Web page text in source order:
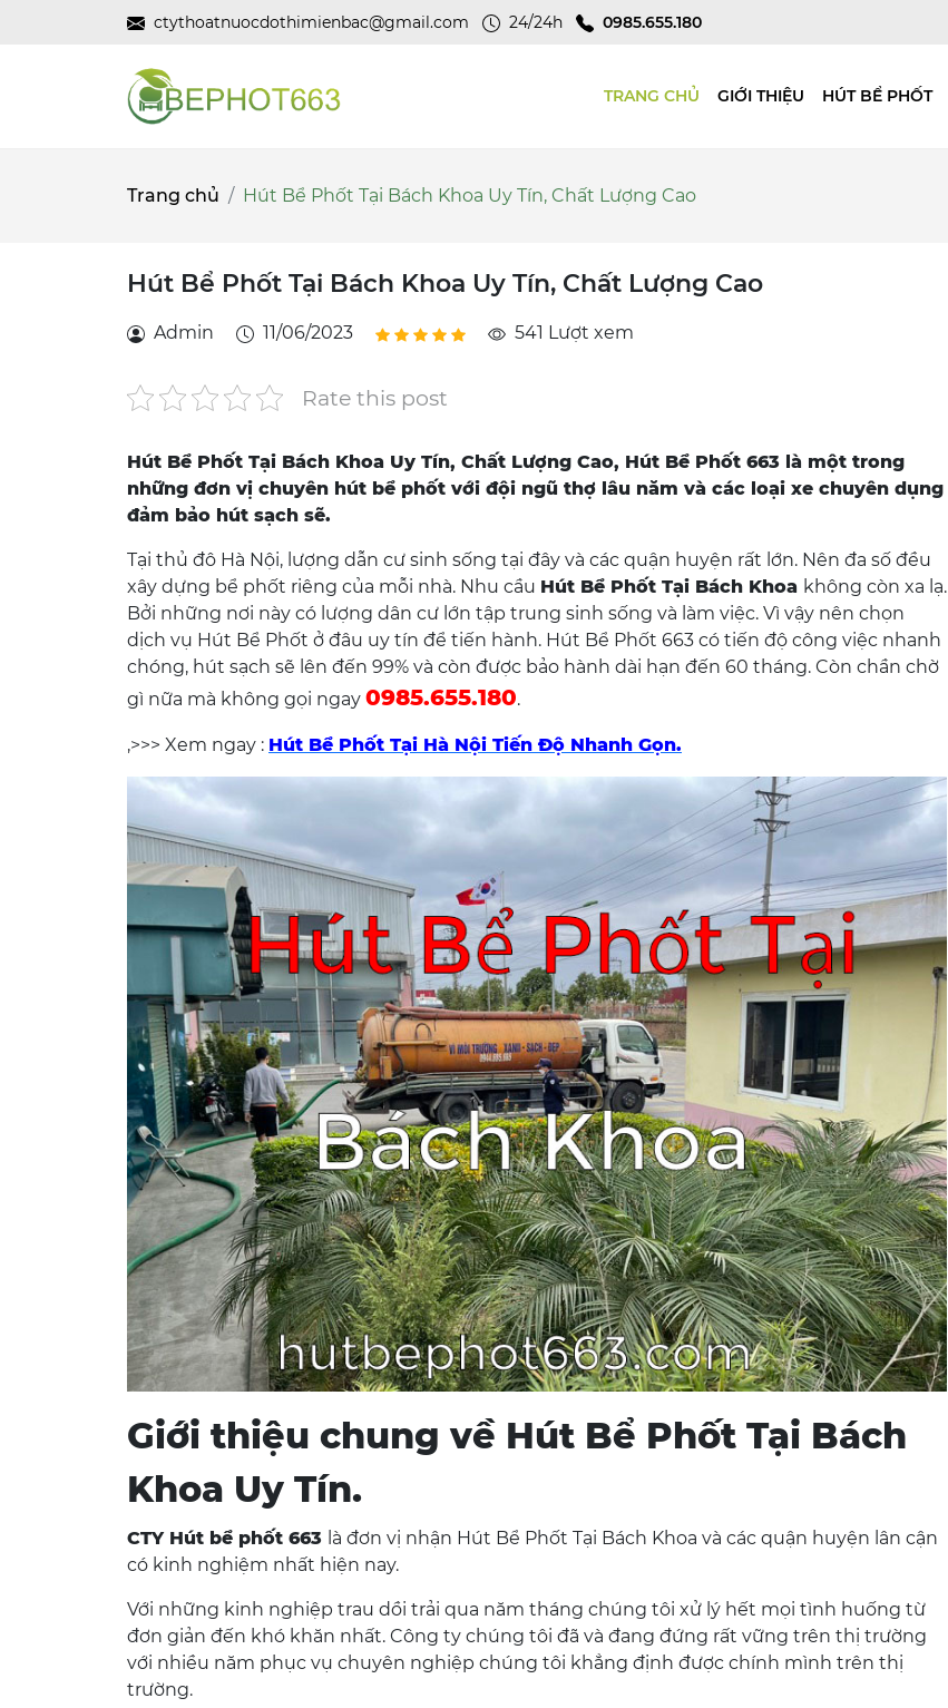
ctythoatnuocdothimienbac@gmail.com 24/24h 0985.655.180
TRANG CHỦ GIỚI THIỆU HÚT BỂ PHỐT
Trang chủ Hút Bể Phốt Tại Bách Khoa Uy Tín, Chất Lượng Cao
Hút Bể Phốt Tại Bách Khoa Uy Tín, Chất Lượng Cao
Admin 11/06/2023 541 Lượt xem
Rate this post
Hút Bể Phốt Tại Bách Khoa Uy Tín, Chất Lượng Cao, Hút Bể Phốt 663 là một trong
những đơn vị chuyên hút bể phốt với đội ngũ thợ lâu năm và các loại xe chuyên dụng
đảm bảo hút sạch sẽ.
Tại thủ đô Hà Nội, lượng dẫn cư sinh sống tại đây và các quận huyện rất lớn. Nên đa số đều
xây dựng bể phốt riêng của mỗi nhà. Nhu cầu Hút Bể Phốt Tại Bách Khoa không còn xa lạ.
Bởi những nơi này có lượng dân cư lớn tập trung sinh sống và làm việc. Vì vậy nên chọn
dịch vụ Hút Bể Phốt ở đâu uy tín để tiến hành. Hút Bể Phốt 663 có tiến độ công việc nhanh
chóng, hút sạch sẽ lên đến 99% và còn được bảo hành dài hạn đến 60 tháng. Còn chần chờ
gì nữa mà không gọi ngay 0985.655.180.
,>>> Xem ngay : Hút Bể Phốt Tại Hà Nội Tiến Độ Nhanh Gọn.
Giới thiệu chung về Hút Bể Phốt Tại Bách
Khoa Uy Tín.
CTY Hút bể phốt 663 là đơn vị nhận Hút Bể Phốt Tại Bách Khoa và các quận huyện lân cận
có kinh nghiệm nhất hiện nay.
Với những kinh nghiệp trau dồi trải qua năm tháng chúng tôi xử lý hết mọi tình huống từ
đơn giản đến khó khăn nhất. Công ty chúng tôi đã và đang đứng rất vững trên thị trường
với nhiều năm phục vụ chuyên nghiệp chúng tôi khẳng định được chính mình trên thị
trường.